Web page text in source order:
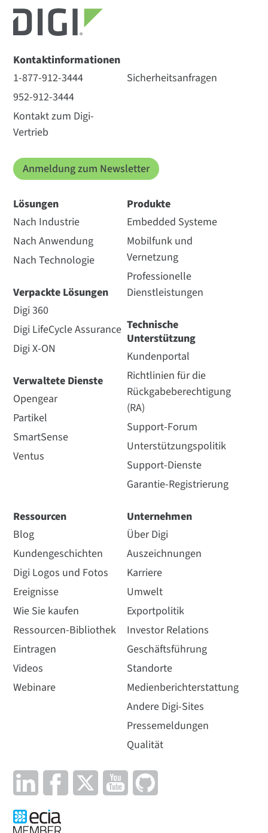
Kontaktinformationen
1-877-912-3444
952-912-3444
Kontakt zum Digi-
Vertrieb
Sicherheitsanfragen
Anmeldung zum Newsletter
Lösungen
Nach Industrie
Nach Anwendung
Nach Technologie
Verpackte Lösungen
Digi 360
Digi LifeCycle Assurance
Digi X-ON
Verwaltete Dienste
Opengear
Partikel
SmartSense
Ventus
Produkte
Embedded Systeme
Mobilfunk und
Vernetzung
Professionelle
Dienstleistungen
Technische
Unterstützung
Kundenportal
Richtlinien für die
Rückgabeberechtigung
(RA)
Support-Forum
Unterstützungspolitik
Support-Dienste
Garantie-Registrierung
Ressourcen
Blog
Kundengeschichten
Digi Logos und Fotos
Ereignisse
Wie Sie kaufen
Ressourcen-Bibliothek
Eintragen
Videos
Webinare
Unternehmen
Über Digi
Auszeichnungen
Karriere
Umwelt
Exportpolitik
Investor Relations
Geschäftsführung
Standorte
Medienberichterstattung
Andere Digi-Sites
Pressemeldungen
Qualität